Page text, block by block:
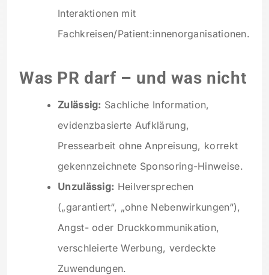
Interaktionen mit
Fachkreisen/Patient:innenorganisationen.
Was PR darf – und was nicht
Zulässig: Sachliche Information,
evidenzbasierte Aufklärung,
Pressearbeit ohne Anpreisung, korrekt
gekennzeichnete Sponsoring-Hinweise.
Unzulässig: Heilversprechen
(„garantiert“, „ohne Nebenwirkungen“),
Angst- oder Druckkommunikation,
verschleierte Werbung, verdeckte
Zuwendungen.